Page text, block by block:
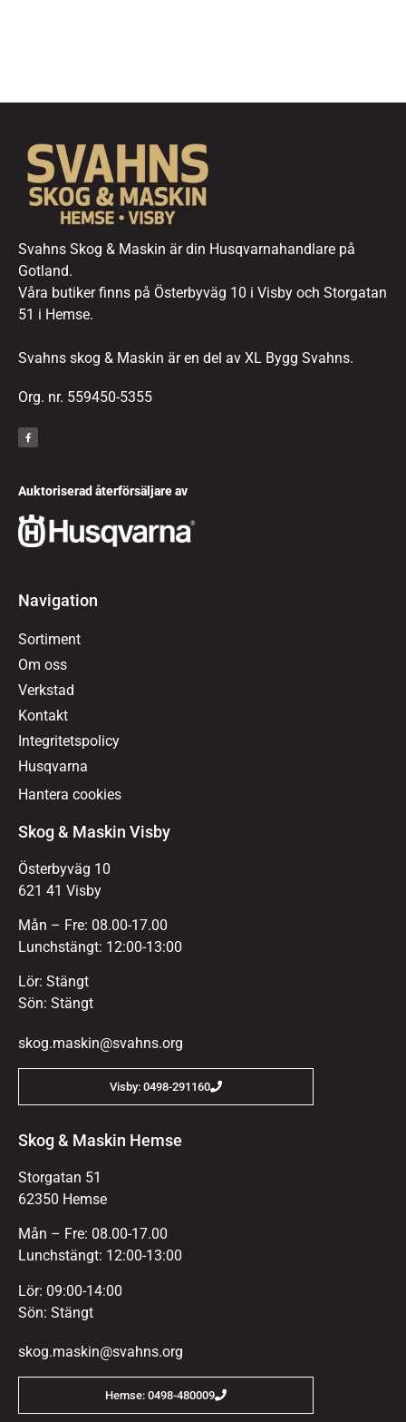
Svahns Skog & Maskin är din Husqvarnahandlare på
Gotland.
Våra butiker finns på Österbyväg 10 i Visby och Storgatan
51 i Hemse.
Svahns skog & Maskin är en del av XL Bygg Svahns.
Org. nr. 559450-5355
Auktoriserad återförsäljare av
Navigation
Sortiment
Om oss
Verkstad
Kontakt
Integritetspolicy
Husqvarna
Hantera cookies
Skog & Maskin Visby
Österbyväg 10
621 41 Visby
Mån – Fre: 08.00-17.00
Lunchstängt: 12:00-13:00
Lör: Stängt
Sön: Stängt
skog.maskin@svahns.org
Visby: 0498-291160
Skog & Maskin Hemse
Storgatan 51
62350 Hemse
Mån – Fre: 08.00-17.00
Lunchstängt: 12:00-13:00
Lör: 09:00-14:00
Sön: Stängt
skog.maskin@svahns.org
Hemse: 0498-480009